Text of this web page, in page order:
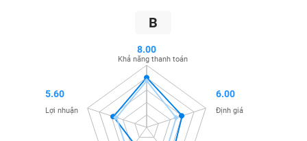
B
8.00
Khả năng thanh toán
6.00
Định giá
5.60
Lợi nhuận
CHÍNH